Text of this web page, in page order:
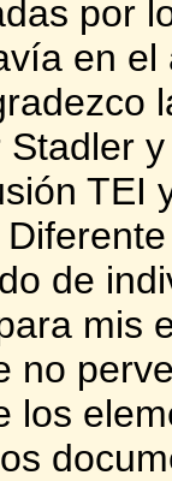
por
en
Stadler
TEI
de
mis
no
los